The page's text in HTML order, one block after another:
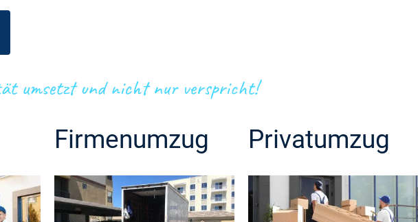
umsetzt und nicht nur verspricht!
Firmenumzug Privatumzug